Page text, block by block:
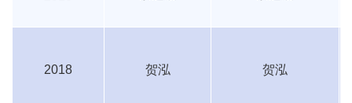
2018 贺泓 贺泓